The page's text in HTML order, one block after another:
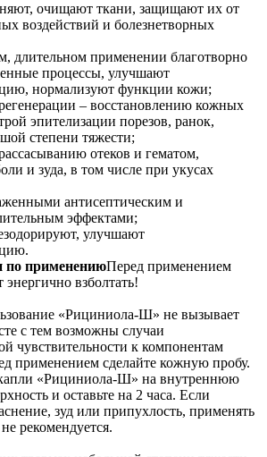
очищают ткани, защищают их от
воздействий и болезнетворных
длительном применении благотворно
процессы, улучшают
нормализуют функции кожи;
– восстановлению кожных
эпителизации порезов, ранок,
степени тяжести;
отеков и гематом,
и зуда, в том числе при укусах
антисептическим и
эффектами;
улучшают
по применениюПеред применением
энергично взболтать!
«Рициниола-Ш» не вызывает
с тем возможны случаи
чувствительности к компонентам
применением сделайте кожную пробу.
«Рициниола-Ш» на внутреннюю
и оставьте на 2 часа. Если
зуд или припухлость, применять
рекомендуется.